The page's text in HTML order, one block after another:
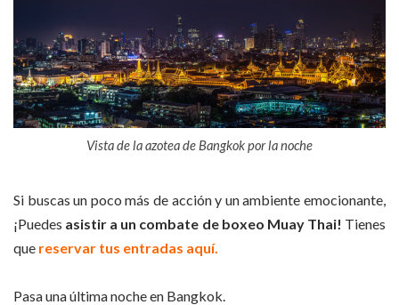
Vista de la azotea de Bangkok por la noche
Si buscas un poco más de acción y un ambiente emocionante,
¡Puedes asistir a un combate de boxeo Muay Thai! Tienes
que reservar tus entradas aquí.
Pasa una última noche en Bangkok.